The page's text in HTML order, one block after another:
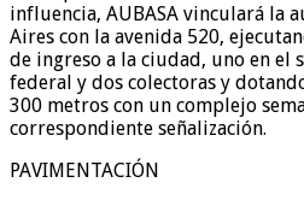
influencia, AUBASA vinculará la
Aires con la avenida 520,
de ingreso a la ciudad, uno en el
federal y dos colectoras y
300 metros con un complejo
correspondiente señalización.
PAVIMENTACIÓN